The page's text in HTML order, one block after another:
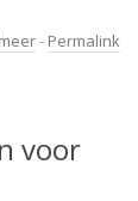
- Permalink
voor